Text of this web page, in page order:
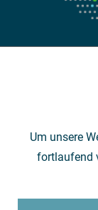
Um unsere
fortlaufend